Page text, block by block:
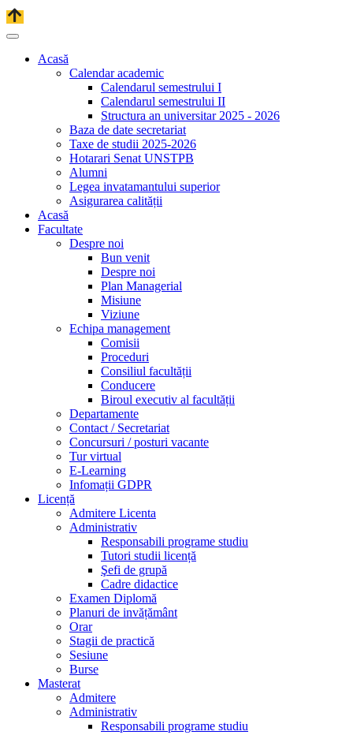
Acasă
Calendar academic
Calendarul semestrului I
Calendarul semestrului II
Structura an universitar 2025 - 2026
Baza de date secretariat
Taxe de studii 2025-2026
Hotarari Senat UNSTPB
Alumni
Legea invatamantului superior
Asigurarea calității
Acasă
Facultate
Despre noi
Bun venit
Despre noi
Plan Managerial
Misiune
Viziune
Echipa management
Comisii
Proceduri
Consiliul facultății
Conducere
Biroul executiv al facultății
Departamente
Contact / Secretariat
Concursuri / posturi vacante
Tur virtual
E-Learning
Infomații GDPR
Licență
Admitere Licenta
Administrativ
Responsabili programe studiu
Tutori studii licență
Şefi de grupă
Cadre didactice
Examen Diplomă
Planuri de invățământ
Orar
Stagii de practică
Sesiune
Burse
Masterat
Admitere
Administrativ
Responsabili programe studiu